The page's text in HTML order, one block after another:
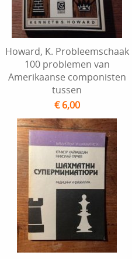
Howard, K. Probleemschaak
100 problemen van
Amerikaanse componisten
tussen
€ 6,00